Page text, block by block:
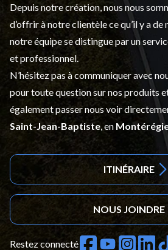
Depuis notre création, nous nous
d’offrir à notre clientèle ce qu’il y a de
notre équipe se distingue par un
et professionnel.
N’hésitez pas à communiquer avec
pour toute question sur nos produits
également passer nous voir
Saint-Jean-Baptiste , en
ITINÉRAIRE
NOUS JOINDRE
Restez connecté